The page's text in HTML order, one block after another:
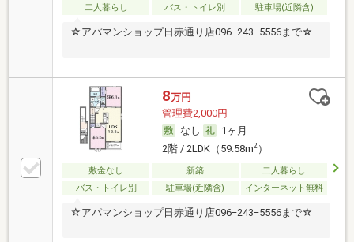
二人暮らし
バス・トイレ別 駐車場(近隣含)
☆アパマンショップ日赤通り店096−243−5556まで☆
8万円
管理費2,000円
なし
1ヶ月
2階 / 2LDK（59.58m2）
敷金なし 新築
二人暮らし
バス・トイレ別
駐車場(近隣含) インターネット無料
☆アパマンショップ日赤通り店096−243−5556まで☆